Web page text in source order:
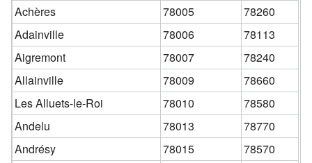
Achères
78005
78260
Adainville
78006
78113
Aigremont
78007
78240
Allainville
78009
78660
Les Alluets-le-Roi
78010
78580
Andelu
78013
78770
Andrésy
78015
78570